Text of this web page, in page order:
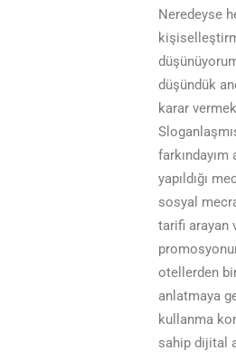
Neredeyse
düşündük
karar
yapıldığı
sosyal
tarifi arayan
otellerden
anlatmaya
kullanma
sahip dijital